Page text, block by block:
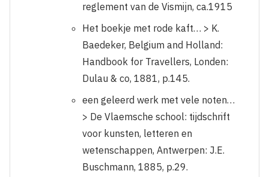
reglement van de Vismijn, ca.1915
Het boekje met rode kaft… > K.
Baedeker, Belgium and Holland:
Handbook for Travellers, Londen:
Dulau & co, 1881, p.145.
een geleerd werk met vele noten…
> De Vlaemsche school: tijdschrift
voor kunsten, letteren en
wetenschappen, Antwerpen: J.E.
Buschmann, 1885, p.29.